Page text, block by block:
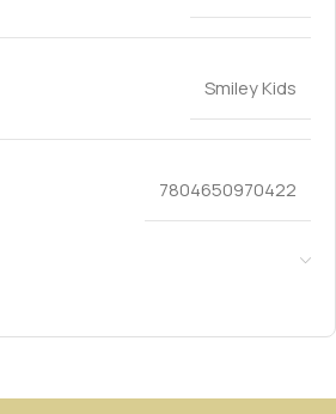
Smiley Kids
7804650970422